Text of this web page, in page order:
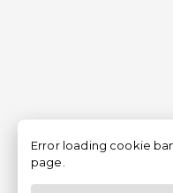
Error loading cookie
page.